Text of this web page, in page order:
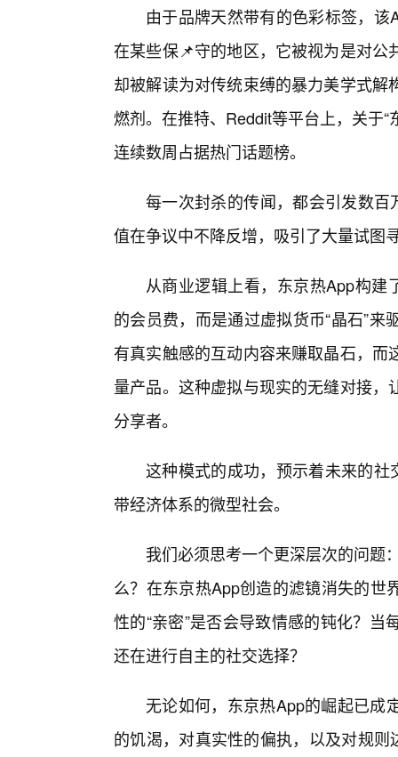
由于品牌天然带有的色彩标签，
在某些保📌守的地区，它被视为是对
却被解读为对传统束缚的暴力美学式
燃剂。在推特、Reddit等平台上，关于
连续数周占据热门话题榜。
每一次封杀的传闻，都会引发数百
值在争议中不降反增，吸引了大量试图
从商业逻辑上看，东京热App构建
的会员费，而是通过虚拟货币“晶石”
有真实触感的互动内容来赚取晶石，
量产品。这种虚拟与现实的无缝对接
分享者。
这种模式的成功，预示着未来的
带经济体系的微型社会。
我们必须思考一个更深层次的问题
么？在东京热App创造的滤镜消失的世
性的“亲密”是否会导致情感的钝化？
还在进行自主的社交选择？
无论如何，东京热App的崛起已成
的饥渴，对真实性的偏执，以及对规